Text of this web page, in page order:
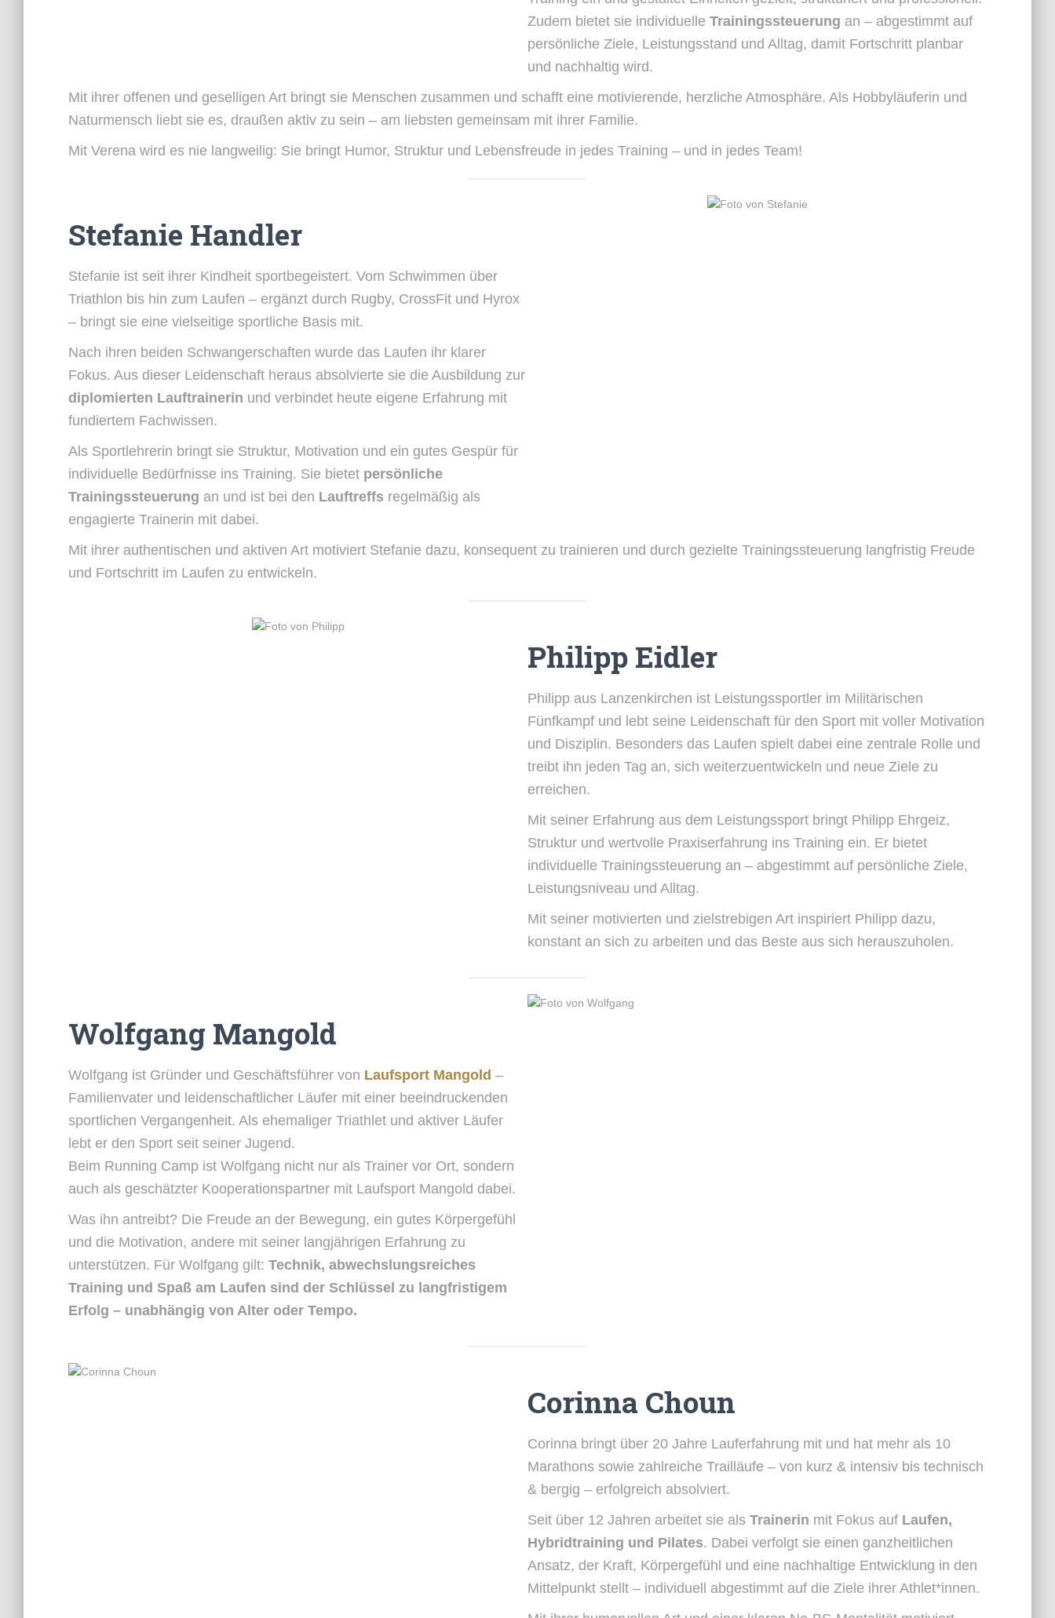
Zudem bietet sie individuelle Trainingssteuerung an – abgestimmt auf
persönliche Ziele, Leistungsstand und Alltag, damit Fortschritt planbar
und nachhaltig wird.
Mit ihrer offenen und geselligen Art bringt sie Menschen zusammen und schafft eine motivierende, herzliche Atmosphäre. Als Hobbyläuferin und
Naturmensch liebt sie es, draußen aktiv zu sein – am liebsten gemeinsam mit ihrer Familie.
Mit Verena wird es nie langweilig: Sie bringt Humor, Struktur und Lebensfreude in jedes Training – und in jedes Team!
Stefanie Handler
Stefanie ist seit ihrer Kindheit sportbegeistert. Vom Schwimmen über
Triathlon bis hin zum Laufen – ergänzt durch Rugby, CrossFit und Hyrox
– bringt sie eine vielseitige sportliche Basis mit.
Nach ihren beiden Schwangerschaften wurde das Laufen ihr klarer
Fokus. Aus dieser Leidenschaft heraus absolvierte sie die Ausbildung zur
diplomierten Lauftrainerin und verbindet heute eigene Erfahrung mit
fundiertem Fachwissen.
Als Sportlehrerin bringt sie Struktur, Motivation und ein gutes Gespür für
individuelle Bedürfnisse ins Training. Sie bietet persönliche
Trainingssteuerung an und ist bei den Lauftreffs regelmäßig als
engagierte Trainerin mit dabei.
Mit ihrer authentischen und aktiven Art motiviert Stefanie dazu, konsequent zu trainieren und durch gezielte Trainingssteuerung langfristig Freude
und Fortschritt im Laufen zu entwickeln.
Philipp Eidler
Philipp aus Lanzenkirchen ist Leistungssportler im Militärischen
Fünfkampf und lebt seine Leidenschaft für den Sport mit voller Motivation
und Disziplin. Besonders das Laufen spielt dabei eine zentrale Rolle und
treibt ihn jeden Tag an, sich weiterzuentwickeln und neue Ziele zu
erreichen.
Mit seiner Erfahrung aus dem Leistungssport bringt Philipp Ehrgeiz,
Struktur und wertvolle Praxiserfahrung ins Training ein. Er bietet
individuelle Trainingssteuerung an – abgestimmt auf persönliche Ziele,
Leistungsniveau und Alltag.
Mit seiner motivierten und zielstrebigen Art inspiriert Philipp dazu,
konstant an sich zu arbeiten und das Beste aus sich herauszuholen.
Wolfgang Mangold
Wolfgang ist Gründer und Geschäftsführer von Laufsport Mangold –
Familienvater und leidenschaftlicher Läufer mit einer beeindruckenden
sportlichen Vergangenheit. Als ehemaliger Triathlet und aktiver Läufer
lebt er den Sport seit seiner Jugend.
Beim Running Camp ist Wolfgang nicht nur als Trainer vor Ort, sondern
auch als geschätzter Kooperationspartner mit Laufsport Mangold dabei.
Was ihn antreibt? Die Freude an der Bewegung, ein gutes Körpergefühl
und die Motivation, andere mit seiner langjährigen Erfahrung zu
unterstützen. Für Wolfgang gilt: Technik, abwechslungsreiches
Training und Spaß am Laufen sind der Schlüssel zu langfristigem
Erfolg – unabhängig von Alter oder Tempo.
Corinna Choun
Corinna bringt über 20 Jahre Lauferfahrung mit und hat mehr als 10
Marathons sowie zahlreiche Trailläufe – von kurz & intensiv bis technisch
& bergig – erfolgreich absolviert.
Seit über 12 Jahren arbeitet sie als Trainerin mit Fokus auf Laufen,
Hybridtraining und Pilates. Dabei verfolgt sie einen ganzheitlichen
Ansatz, der Kraft, Körpergefühl und eine nachhaltige Entwicklung in den
Mittelpunkt stellt – individuell abgestimmt auf die Ziele ihrer Athlet*innen.